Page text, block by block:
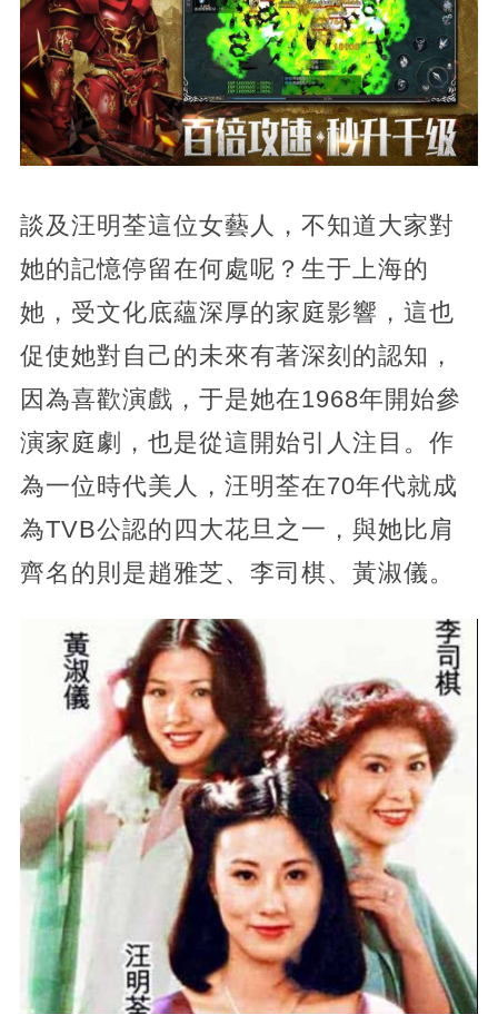
談及汪明荃這位女藝人，不知道大家對
她的記憶停留在何處呢？生于上海的
她，受文化底蘊深厚的家庭影響，這也
促使她對自己的未來有著深刻的認知，
因為喜歡演戲，于是她在1968年開始參
演家庭劇，也是從這開始引人注目。作
為一位時代美人，汪明荃在70年代就成
為TVB公認的四大花旦之一，與她比肩
齊名的則是趙雅芝、李司棋、黃淑儀。